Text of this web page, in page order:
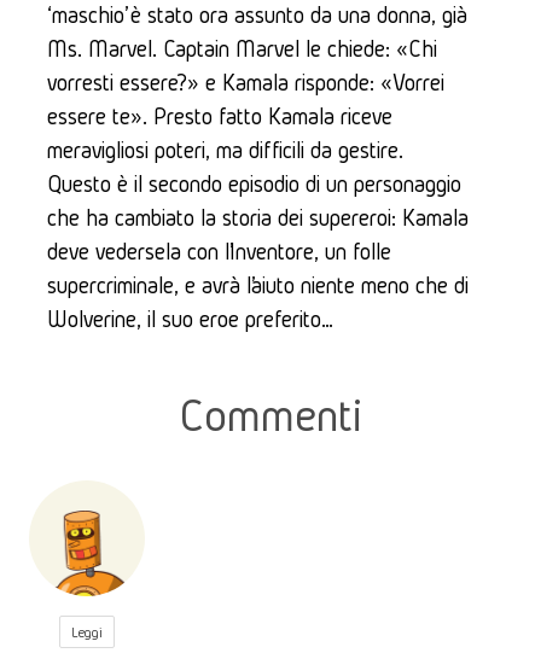
‘maschio’ è stato ora assunto da una donna, già
Ms. Marvel. Captain Marvel le chiede: «Chi
vorresti essere?» e Kamala risponde: «Vorrei
essere te». Presto fatto Kamala riceve
meravigliosi poteri, ma difficili da gestire.
Questo è il secondo episodio di un personaggio
che ha cambiato la storia dei supereroi: Kamala
deve vedersela con l’Inventore, un folle
supercriminale, e avrà l’aiuto niente meno che di
Wolverine, il suo eroe preferito…
Commenti
Leggi